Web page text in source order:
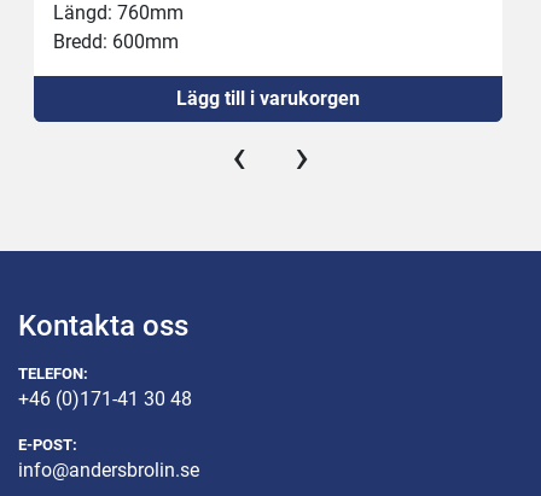
Längd: 760mm
Bredd: 600mm
Höjd: 900mm
Obs: Bordet bultas fast i golvet!
Lägg till i varukorgen
‹ ›
Kontakta oss
TELEFON:
+46 (0)171-41 30 48
E-POST:
info@andersbrolin.se